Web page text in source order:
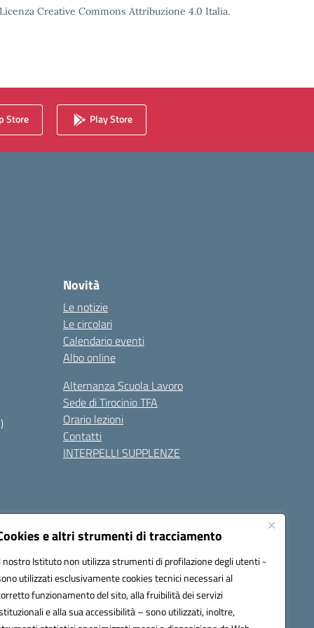
e altri strumenti di tracciamento
nostro Istituto non utilizza strumenti di profilazione degli utenti -
utilizzati esclusivamente cookies tecnici necessari al
funzionamento del sito, alla fruibilità dei servizi
e alla sua accessibilità – sono utilizzati, inoltre,
Creative Commons Attribuzione 4.0 Italia.
Store Play Store
Novità
Le notizie
Le circolari
Calendario eventi
Albo online
Alternanza Scuola Lavoro
Sede di Tirocinio TFA
Orario lezioni
Contatti
INTERPELLI SUPPLENZE